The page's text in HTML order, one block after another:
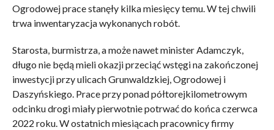
Ogrodowej prace stanęły kilka miesięcy temu. W tej chwili
trwa inwentaryzacja wykonanych robót.
Starosta, burmistrza, a może nawet minister Adamczyk,
długo nie będą mieli okazji przeciąć wstęgi na zakończonej
inwestycji przy ulicach Grunwaldzkiej, Ogrodowej i
Daszyńskiego. Prace przy ponad półtorejkilometrowym
odcinku drogi miały pierwotnie potrwać do końca czerwca
2022 roku. W ostatnich miesiącach pracownicy firmy